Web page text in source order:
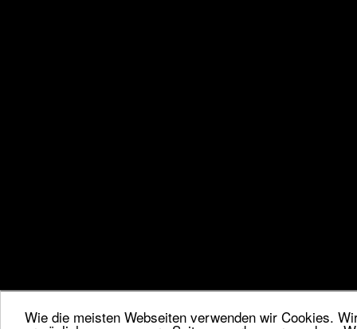
Wie die meisten Webseiten verwenden wir Cookies.